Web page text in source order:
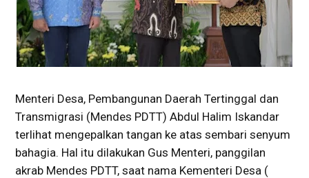
Menteri Desa, Pembangunan Daerah Tertinggal dan
Transmigrasi (Mendes PDTT) Abdul Halim Iskandar
terlihat mengepalkan tangan ke atas sembari senyum
bahagia. Hal itu dilakukan Gus Menteri, panggilan
akrab Mendes PDTT, saat nama Kementeri Desa (